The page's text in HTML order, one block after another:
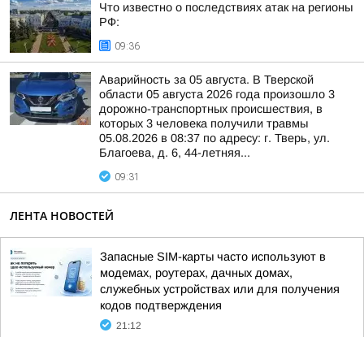
Что известно о последствиях атак на регионы
РФ:
09:36
Аварийность за 05 августа. В Тверской
области 05 августа 2026 года произошло 3
дорожно-транспортных происшествия, в
которых 3 человека получили травмы
05.08.2026 в 08:37 по адресу: г. Тверь, ул.
Благоева, д. 6, 44-летняя...
09:31
ЛЕНТА НОВОСТЕЙ
Запасные SIM-карты часто используют в
модемах, роутерах, дачных домах,
служебных устройствах или для получения
кодов подтверждения
21:12